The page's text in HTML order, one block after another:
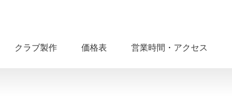
クラブ製作 価格表 営業時間・アクセス